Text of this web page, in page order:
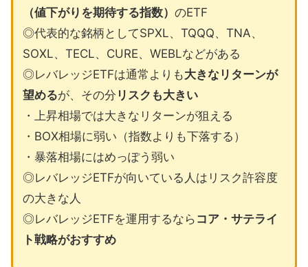
（値下がりを期待する指数） のETF
◎代表的な銘柄としてSPXL、TQQQ、TNA、
SOXL、TECL、CURE、WEBLなどがある
◎レバレッジETFは通常よりも大きなリターンが
望めるが、その分 リスクも大きい
・上昇相場では大きなリターンが狙える
・BOX相場に弱い（指数よりも下落する）
・暴落相場にはめっぽう弱い
◎レバレッジETFが向いている人はリスク許容度
の大きな人
◎レバレッジETFを運用するなら コア・サテライ
ト戦略がおすすめ